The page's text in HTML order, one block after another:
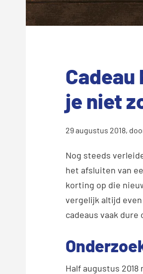
je niet
29 augustus 2018,
Nog steeds
het afsluiten van
korting op die
vergelijk altijd
cadeaus vaak
Half augustus